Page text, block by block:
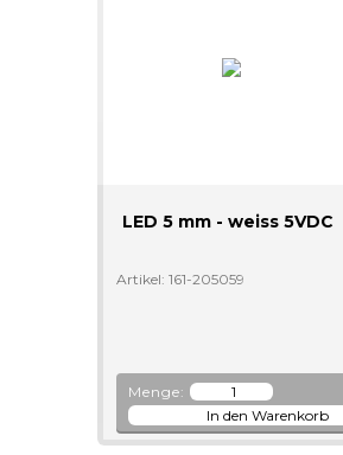
LED 5 mm - weiss 5VDC
Artikel: 161-205059
Menge: